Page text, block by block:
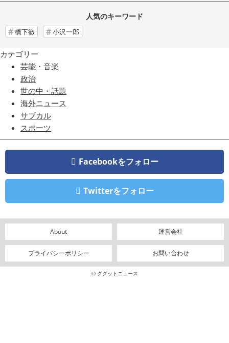
人気のキーワード
橋下徹 小沢一郎
カテゴリー
芸能・音楽
政治
世の中・話題
海外ニュース
サブカル
スポーツ
Facebookをフォロー
Twitterをフォロー
About 運営会社
プライバシーポリシー お問い合わせ
© ググットニュース